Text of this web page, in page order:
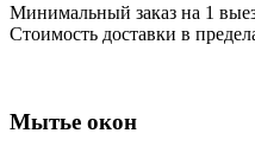
Минимальный заказ на 1
Стоимость доставки в
Мытье окон